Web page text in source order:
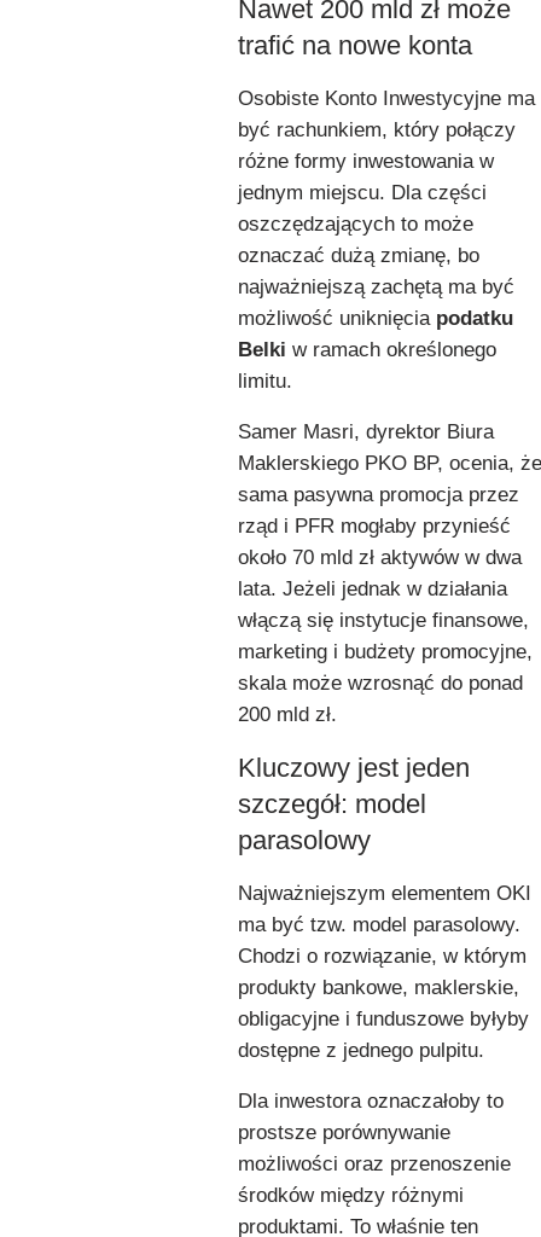
Nawet 200 mld zł może
trafić na nowe konta
Osobiste Konto Inwestycyjne ma
być rachunkiem, który połączy
różne formy inwestowania w
jednym miejscu. Dla części
oszczędzających to może
oznaczać dużą zmianę, bo
najważniejszą zachętą ma być
możliwość uniknięcia podatku
Belki w ramach określonego
limitu.
Samer Masri, dyrektor Biura
Maklerskiego PKO BP, ocenia, że
sama pasywna promocja przez
rząd i PFR mogłaby przynieść
około 70 mld zł aktywów w dwa
lata. Jeżeli jednak w działania
włączą się instytucje finansowe,
marketing i budżety promocyjne,
skala może wzrosnąć do ponad
200 mld zł.
Kluczowy jest jeden
szczegół: model
parasolowy
Najważniejszym elementem OKI
ma być tzw. model parasolowy.
Chodzi o rozwiązanie, w którym
produkty bankowe, maklerskie,
obligacyjne i funduszowe byłyby
dostępne z jednego pulpitu.
Dla inwestora oznaczałoby to
prostsze porównywanie
możliwości oraz przenoszenie
środków między różnymi
produktami. To właśnie ten